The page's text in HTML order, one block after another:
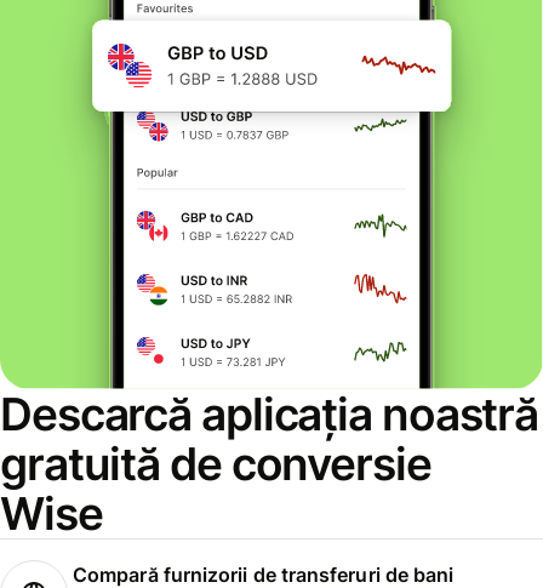
Descarcă aplicația noastră
gratuită de conversie
Wise
Compară furnizorii de transferuri de bani